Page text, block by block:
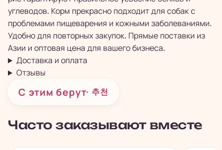
углеводов. Корм прекрасно подходит для собак с
проблемами пищеварения и кожными заболеваниями.
Удобно для повторных закупок. Прямые поставки из
Азии и оптовая цена для вашего бизнеса.
Доставка и оплата
Отзывы
С этим берут· 추천
Часто заказывают вместе